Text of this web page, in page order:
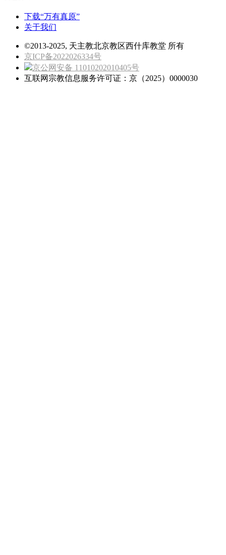
下载“万有真原”
关于我们
©2013-2025, 天主教北京教区西什库教堂 所有
京ICP备2022026334号
京公网安备 11010202010405号
互联网宗教信息服务许可证：京（2025）0000030